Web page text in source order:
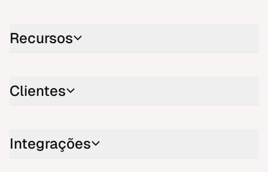
Recursos
Clientes
Integrações